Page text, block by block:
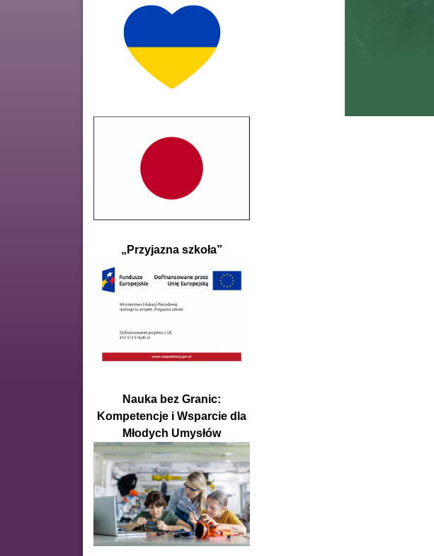
„Przyjazna szkoła”
Nauka bez Granic:
Kompetencje i Wsparcie dla
Młodych Umysłów